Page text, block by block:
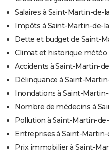
Salaires à Saint-Martin-de-
Impôts à Saint-Martin-de-
Dette et budget de Saint-
Climat et historique météo
Accidents à Saint-Martin-
Délinquance à Saint-
Inondations à Saint-
Nombre de médecins à
Pollution à Saint-Martin-
Entreprises à Saint-
Prix immobilier à Saint-